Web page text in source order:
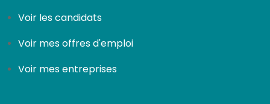
Voir les candidats
Voir mes offres d'emploi
Voir mes entreprises